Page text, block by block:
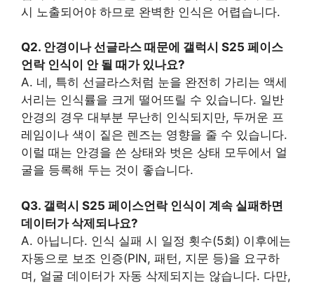
시 노출되어야 하므로 완벽한 인식은 어렵습니다.
Q2. 안경이나 선글라스 때문에 갤럭시 S25 페이스
언락 인식이 안 될 때가 있나요?
A. 네, 특히 선글라스처럼 눈을 완전히 가리는 액세
서리는 인식률을 크게 떨어뜨릴 수 있습니다. 일반
안경의 경우 대부분 무난히 인식되지만, 두꺼운 프
레임이나 색이 짙은 렌즈는 영향을 줄 수 있습니다.
이럴 때는 안경을 쓴 상태와 벗은 상태 모두에서 얼
굴을 등록해 두는 것이 좋습니다.
Q3. 갤럭시 S25 페이스언락 인식이 계속 실패하면
데이터가 삭제되나요?
A. 아닙니다. 인식 실패 시 일정 횟수(5회) 이후에는
자동으로 보조 인증(PIN, 패턴, 지문 등)을 요구하
며, 얼굴 데이터가 자동 삭제되지는 않습니다. 다만,